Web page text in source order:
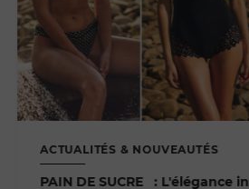
ACTUALITÉS & NOUVEAUTÉS
PAIN DE SUCRE : L'élégance